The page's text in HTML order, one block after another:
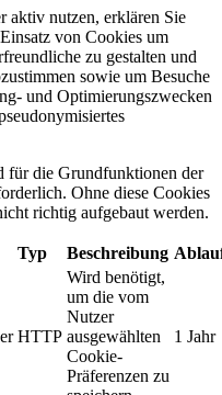
aktiv nutzen, erklären Sie
von Cookies um
zu gestalten und
sowie um Besuche
und Optimierungszwecken
für die Grundfunktionen der
Ohne diese Cookies
richtig aufgebaut werden.
Typ Beschreibung
HTTP
Wird benötigt,
um die vom
Nutzer
ausgewählten
Cookie-
Präferenzen zu
1 Jahr